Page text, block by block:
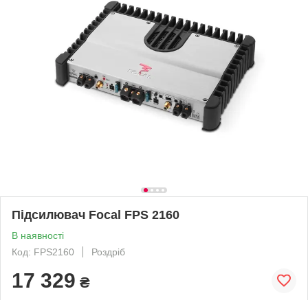
Підсилювач Focal FPS 2160
В наявності
Код: FPS2160
Роздріб
17 329 ₴